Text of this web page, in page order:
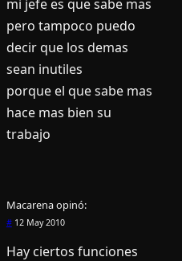
mi jefe es que sabe mas
pero tampoco puedo
decir que los demas
sean inutiles
porque el que sabe mas
hace mas bien su
trabajo
Macarenaopinó:
#12 May 2010
Hay ciertos funciones